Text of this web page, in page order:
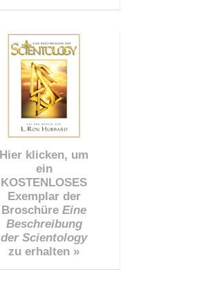
Hier klicken, um
ein
KOSTENLOSES
Exemplar der
Broschüre Eine
Beschreibung
der Scientology
zu erhalten »